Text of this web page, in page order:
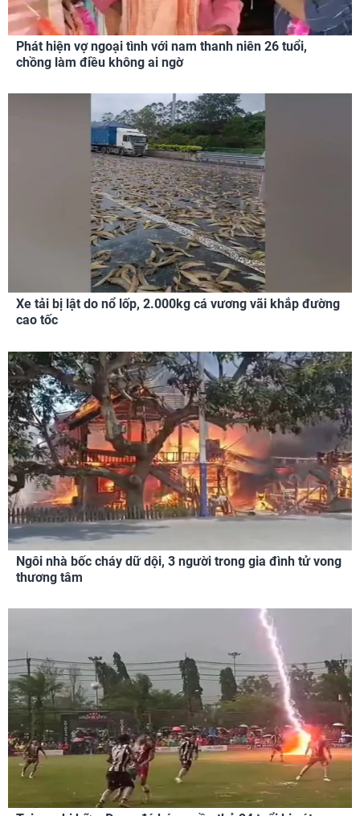
Phát hiện vợ ngoại tình với nam thanh niên 26 tuổi,
chồng làm điều không ai ngờ
Xe tải bị lật do nổ lốp, 2.000kg cá vương vãi khắp đường
cao tốc
Ngôi nhà bốc cháy dữ dội, 3 người trong gia đình tử vong
thương tâm